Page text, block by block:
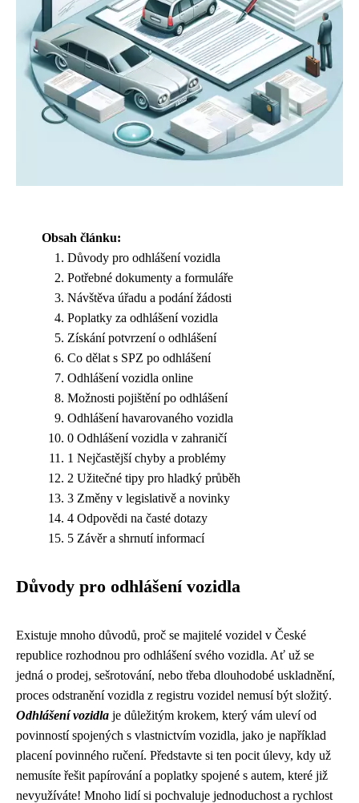
Obsah článku:
Důvody pro odhlášení vozidla
Potřebné dokumenty a formuláře
Návštěva úřadu a podání žádosti
Poplatky za odhlášení vozidla
Získání potvrzení o odhlášení
Co dělat s SPZ po odhlášení
Odhlášení vozidla online
Možnosti pojištění po odhlášení
Odhlášení havarovaného vozidla
0 Odhlášení vozidla v zahraničí
1 Nejčastější chyby a problémy
2 Užitečné tipy pro hladký průběh
3 Změny v legislativě a novinky
4 Odpovědi na časté dotazy
5 Závěr a shrnutí informací
Důvody pro odhlášení vozidla
Existuje mnoho důvodů, proč se majitelé vozidel v České
republice rozhodnou pro odhlášení svého vozidla. Ať už se
jedná o prodej, sešrotování, nebo třeba dlouhodobé uskladnění,
proces odstranění vozidla z registru vozidel nemusí být složitý.
Odhlášení vozidla je důležitým krokem, který vám uleví od
povinností spojených s vlastnictvím vozidla, jako je například
placení povinného ručení. Představte si ten pocit úlevy, kdy už
nemusíte řešit papírování a poplatky spojené s autem, které již
nevyužíváte! Mnoho lidí si pochvaluje jednoduchost a rychlost